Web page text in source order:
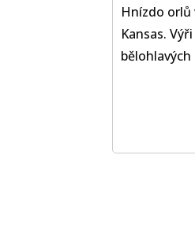
Hnízdo orlů
Kansas.
bělohlavých